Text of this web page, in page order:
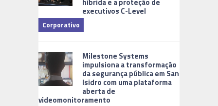
executivos C-Level
Corporativo
Milestone Systems
impulsiona a transformação
da segurança pública em San
Isidro com uma plataforma
aberta de
videomonitoramento